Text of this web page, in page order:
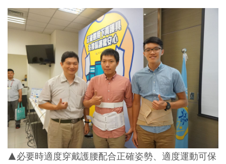
▲必要時適度穿戴護腰配合正確姿勢、適度運動可保